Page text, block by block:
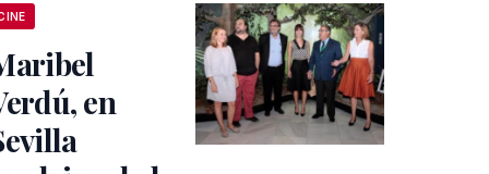
en